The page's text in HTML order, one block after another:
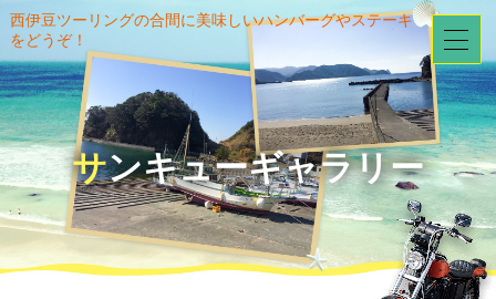
西伊豆ツーリングの合間に美味しいハンバーグやステーキ
をどうぞ！
サンキューギャラリー